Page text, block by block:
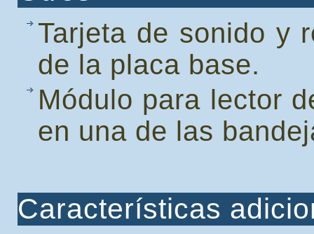
Tarjeta de sonido y
de la placa base.
Módulo para lector
en una de las
Características